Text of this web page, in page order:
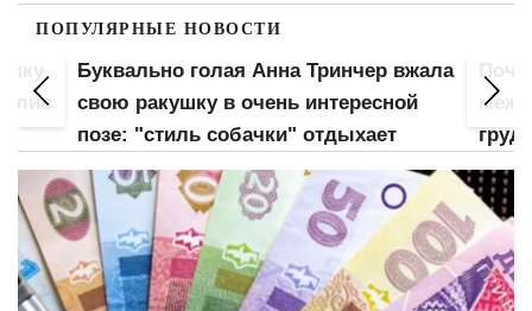
ПОПУЛЯРНЫЕ НОВОСТИ
Буквально голая Анна Тринчер вжала
свою ракушку в очень интересной
позе: "стиль собачки" отдыхает